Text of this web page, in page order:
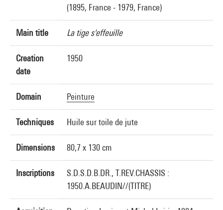
(1895, France - 1979, France)
Main title La tige s'effeuille
Creation
date
1950
Domain Peinture
Techniques Huile sur toile de jute
Dimensions 80,7 x 130 cm
Inscriptions
S.D.S.D.B.DR., T.REV.CHASSIS :
1950.A.BEAUDIN//(TITRE)